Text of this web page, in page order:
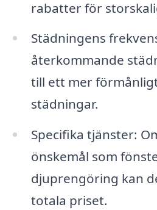
rabatter för
Städningens
återkommande
till ett mer
städningar.
Specifika tjänster:
önskemål som
djuprengöring kan
totala priset.